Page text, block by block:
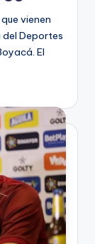
vienen
Deportes
El